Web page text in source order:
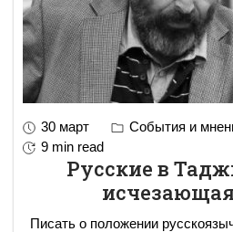
30 март События и
9 min read
Русские в
Писать о положении